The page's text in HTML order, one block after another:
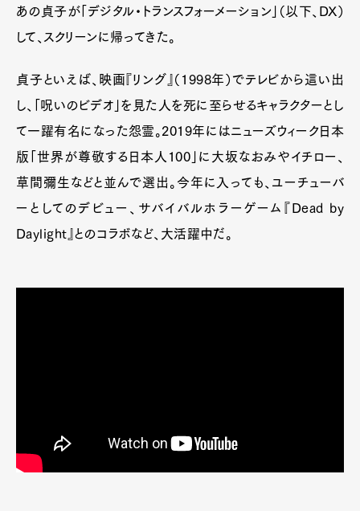
あの貞子が「デジタル・トランスフォーメーション」（以下、DX）
して、スクリーンに帰ってきた。
貞子といえば、映画『リング』（1998年）でテレビから這い出
し、「呪いのビデオ」を見た人を死に至らせるキャラクターとし
て一躍有名になった怨霊。2019年にはニューズウィーク日本
版「世界が尊敬する日本人100」に大坂なおみやイチロー、
草間彌生などと並んで選出。今年に入っても、ユーチューバ
ーとしてのデビュー、サバイバルホラーゲーム『Dead by
Daylight』とのコラボなど、大活躍中だ。